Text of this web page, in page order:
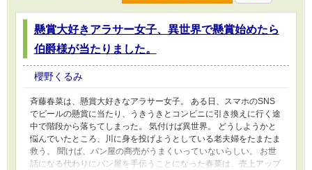
懸賞大好きアラサー女子、異世界で懸賞始めたら
伯爵様が当たりました。
櫻野くるみ
斉藤春菜は、懸賞大好きなアラサー女子。 ある日、スマホのSNS
でビールの懸賞に当たり、うきうきとコンビニに引き換えに行く途
中で階段から落ちてしまった。 気付けば異世界。 どうしようかと
悩んでいたところ、川に身を投げようとしている老夫婦をたまたま
救う。 聞けば、パン屋の商売がうまくいっていないらしい。 お世
話になる代わりにパン屋を手伝うことになった春菜は、売上アップ